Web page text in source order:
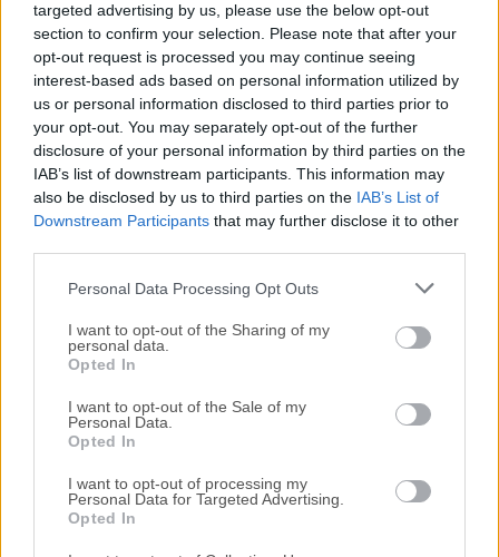
targeted advertising by us, please use the below opt-out
section to confirm your selection. Please note that after your
opt-out request is processed you may continue seeing
interest-based ads based on personal information utilized by
us or personal information disclosed to third parties prior to
your opt-out. You may separately opt-out of the further
disclosure of your personal information by third parties on the
IAB’s list of downstream participants. This information may
also be disclosed by us to third parties on the IAB’s List of
Downstream Participants that may further disclose it to other
Personal Data Processing Opt Outs
I want to opt-out of the Sharing of my
personal data.
Opted In
I want to opt-out of the Sale of my
Personal Data.
Opted In
I want to opt-out of processing my
Personal Data for Targeted Advertising.
Opted In
Todas las versiones antiguas distribuidas en nuestro
sitio web son completamente libres de virus y están
disponibles para su descarga sin costo alguno.
Nos encantaría saber de ti
Si tienes alguna pregunta o idea que desees compartir
con nosotros, dirígete a nuestrapágina de contactoy
háznoslo saber. ¡Valoramos tu opinión!